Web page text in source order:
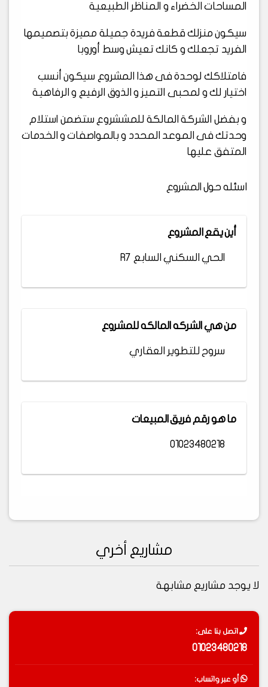
المساحات الخضراء و المناظر الطبيعية
سيكون منزلك قطعة فريدة جميلة مميزة بتصميمها
الفريد تجعلك و كانك تعيش وسط أوروبا
فامتلاكك لوحدة فى هذا المشروع سيكون أنسب
اختيار لك و لمحبى التميز و الذوق الرفيع و الرفاهية
و بفضل الشركة المالكة للمششروع ستضمن استلام
وحدتك فى الموعد المحدد و بالمواصفات و الخدمات
المتفق عليها
اسئله حول المشروع
أين يقع المشروع
الحي السكني السابع R7
من هي الشركه المالكه للمشروع
سروح للتطوير العقاري
ما هو رقم فريق المبيعات
01023480218
مشاريع أخري
لا يوجد مشاريع مشابهة
اتصل بنا على:
01023480218
أو عبر واتساب: